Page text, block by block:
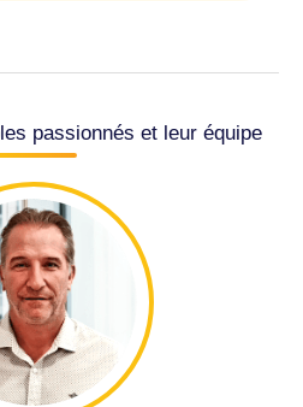
passionnés et leur équipe